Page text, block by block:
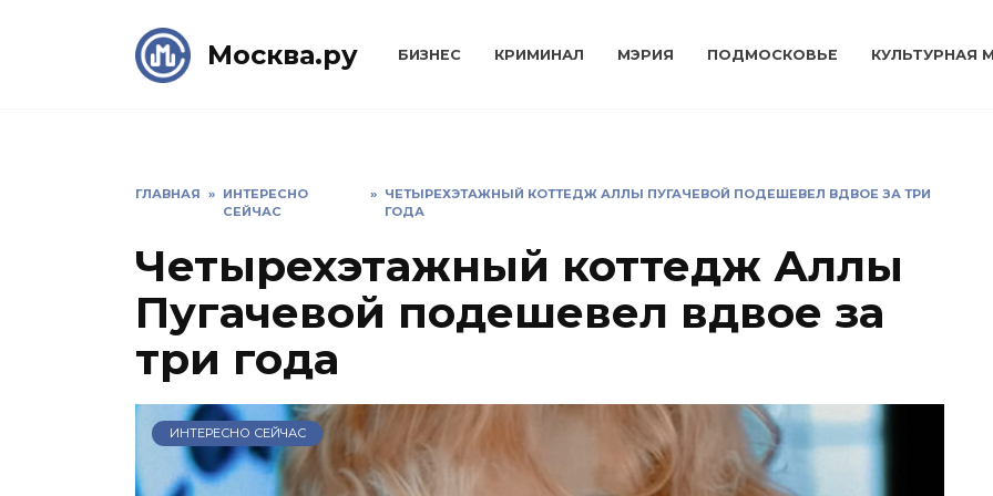
Москва.ру БИЗНЕС КРИМИНАЛ МЭРИЯ ПОДМОСКОВЬЕ КУЛЬТУРНАЯ
ГЛАВНАЯ » ИНТЕРЕСНО
СЕЙЧАС
» ЧЕТЫРЕХЭТАЖНЫЙ КОТТЕДЖ АЛЛЫ ПУГАЧЕВОЙ ПОДЕШЕВЕЛ ВДВОЕ ЗА ТРИ
ГОДА
Четырехэтажный коттедж Аллы
Пугачевой подешевел вдвое за
три года
ИНТЕРЕСНО СЕЙЧАС